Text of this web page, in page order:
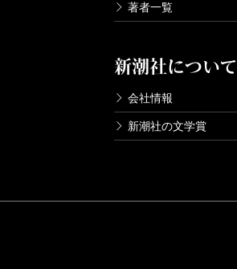
著者一覧
新潮社について
会社情報
新潮社の文学賞